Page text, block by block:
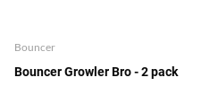
Bouncer
Bouncer Growler Bro - 2 pack